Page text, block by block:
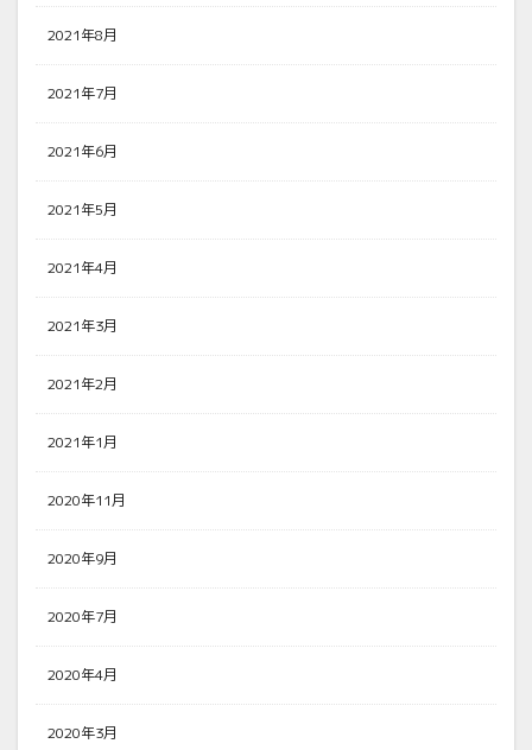
2021年8月
2021年7月
2021年6月
2021年5月
2021年4月
2021年3月
2021年2月
2021年1月
2020年11月
2020年9月
2020年7月
2020年4月
2020年3月